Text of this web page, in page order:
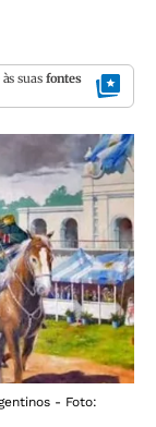
suas fontes
- Foto: